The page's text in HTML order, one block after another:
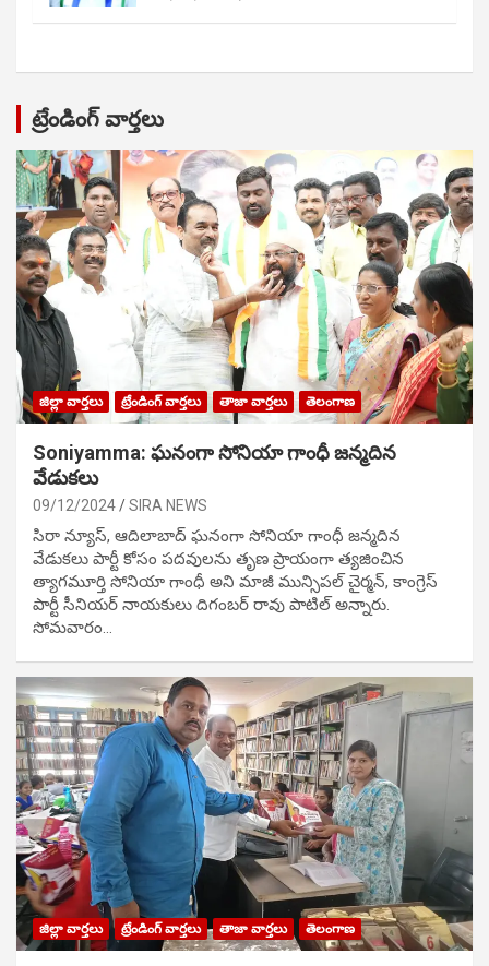
ట్రేండింగ్ వార్తలు
జిల్లా వార్తలు ట్రేండింగ్ వార్తలు తాజా వార్తలు తెలంగాణ
Soniyamma: ఘ‌నంగా సోనియా గాంధీ జ‌న్మ‌దిన
వేడుక‌లు
09/12/2024 SIRA NEWS
సిరా న్యూస్, ఆదిలాబాద్ ఘ‌నంగా సోనియా గాంధీ జ‌న్మ‌దిన
వేడుక‌లు పార్టీ కోసం ప‌ద‌వుల‌ను తృణ ప్రాయంగా త్య‌జించిన
త్యాగమూర్తి సోనియా గాంధీ అని మాజీ మున్సిప‌ల్ చైర్మ‌న్, కాంగ్రెస్
పార్టీ సీనియ‌ర్ నాయ‌కులు దిగంబ‌ర్ రావు పాటిల్ అన్నారు.
సోమవారం…
జిల్లా వార్తలు ట్రేండింగ్ వార్తలు తాజా వార్తలు తెలంగాణ